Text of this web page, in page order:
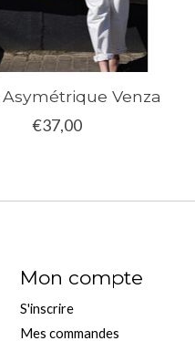
Asymétrique Venza
€37,00
Mon compte
S'inscrire
Mes commandes